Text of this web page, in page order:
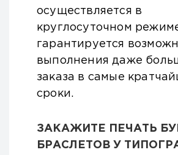
осуществляется в
круглосуточном
гарантируется
выполнения даже
заказа в самые
сроки.
ЗАКАЖИТЕ ПЕЧАТЬ
БРАСЛЕТОВ У